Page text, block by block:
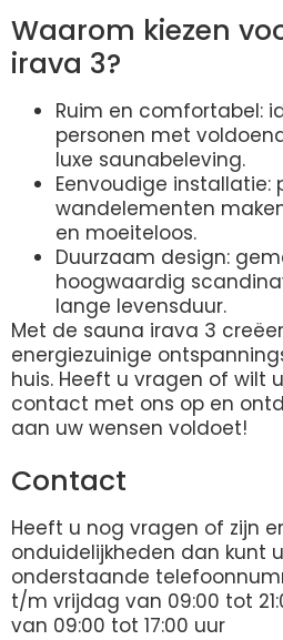
Waarom kiezen
irava 3?
Ruim en comfortabel:
personen met
luxe saunabeleving.
Eenvoudige installatie:
wandelementen
en moeiteloos.
Duurzaam design:
hoogwaardig
lange levensduur.
Met de sauna irava 3
energiezuinige
huis. Heeft u vragen of wilt
contact met ons op en
aan uw wensen voldoet!
Contact
Heeft u nog vragen of zijn
onduidelijkheden dan kunt
onderstaande
t/m vrijdag van 09:00 tot
van 09:00 tot 17:00 uur